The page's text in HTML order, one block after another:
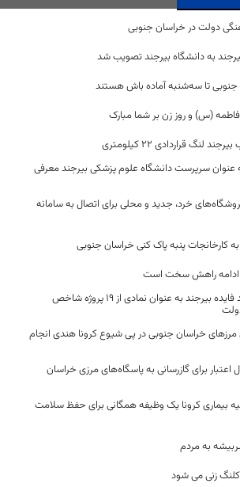
دولت در خراسان جنوبی
به دانشگاه بیرجند تصویب شد
تا سه‌شنبه آماده باش هستند
(س) و روز زن بر شما مبارک
قراردادی ۲۲ کیلومتری
عنوان سرپرست دانشگاه علوم پزشکی بیرجند معرفی
خرد، جدید و محلی برای اتصال به سامانه
ادامه راهش سخت است
افتتاح پل و میدان شهید فایده بیرجند به عنوان نمادی از ۱۹ پروژه شاخص
مرزهای خراسان جنوبی در پی شیوع کرونا هندی انجام
ریال اعتبار برای گازرسانی به پاسگاه‌های مرزی خراسان
بیماری کرونا یک وظیفه همگانی برای حفظ سلامت
به مردم
کلنگ زنی می شود